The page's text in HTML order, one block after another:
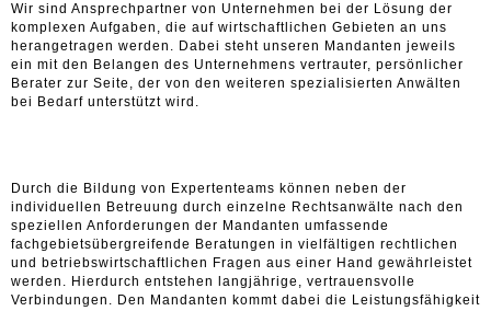
Wir sind Ansprechpartner von Unternehmen bei der Lösung der
komplexen Aufgaben, die auf wirtschaftlichen Gebieten an uns
herangetragen werden. Dabei steht unseren Mandanten jeweils
ein mit den Belangen des Unternehmens vertrauter, persönlicher
Berater zur Seite, der von den weiteren spezialisierten Anwälten
bei Bedarf unterstützt wird.
Durch die Bildung von Expertenteams können neben der
individuellen Betreuung durch einzelne Rechtsanwälte nach den
speziellen Anforderungen der Mandanten umfassende
fachgebietsübergreifende Beratungen in vielfältigen rechtlichen
und betriebswirtschaftlichen Fragen aus einer Hand gewährleistet
werden. Hierdurch entstehen langjährige, vertrauensvolle
Verbindungen. Den Mandanten kommt dabei die Leistungsfähigkeit